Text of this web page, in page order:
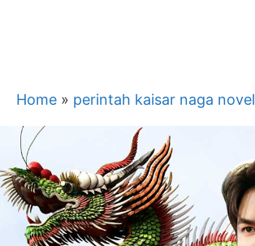
Home » perintah kaisar naga novel